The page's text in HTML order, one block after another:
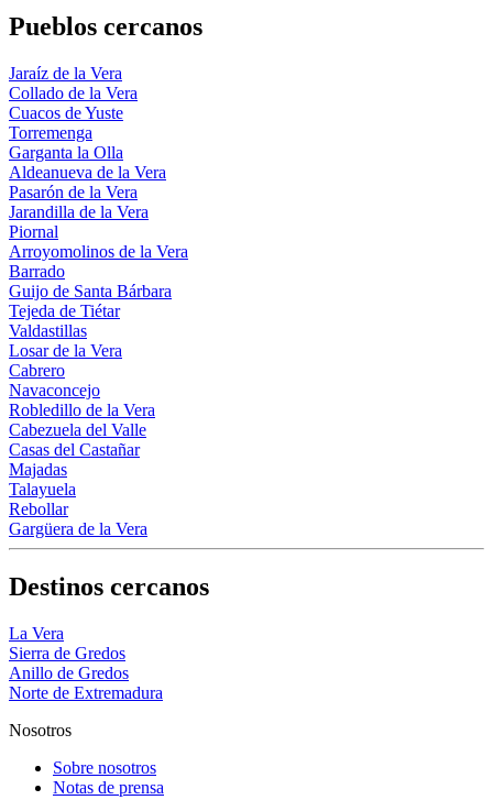
Pueblos cercanos
Jaraíz de la Vera
Collado de la Vera
Cuacos de Yuste
Torremenga
Garganta la Olla
Aldeanueva de la Vera
Pasarón de la Vera
Jarandilla de la Vera
Piornal
Arroyomolinos de la Vera
Barrado
Guijo de Santa Bárbara
Tejeda de Tiétar
Valdastillas
Losar de la Vera
Cabrero
Navaconcejo
Robledillo de la Vera
Cabezuela del Valle
Casas del Castañar
Majadas
Talayuela
Rebollar
Gargüera de la Vera
Destinos cercanos
La Vera
Sierra de Gredos
Anillo de Gredos
Norte de Extremadura
Nosotros
Sobre nosotros
Notas de prensa